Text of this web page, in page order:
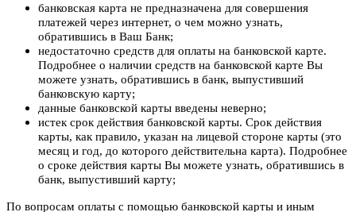
банковская карта не предназначена для совершения
платежей через интернет, о чем можно узнать,
обратившись в Ваш Банк;
недостаточно средств для оплаты на банковской карте.
Подробнее о наличии средств на банковской карте Вы
можете узнать, обратившись в банк, выпустивший
банковскую карту;
данные банковской карты введены неверно;
истек срок действия банковской карты. Срок действия
карты, как правило, указан на лицевой стороне карты (это
месяц и год, до которого действительна карта). Подробнее
о сроке действия карты Вы можете узнать, обратившись в
банк, выпустивший карту;
По вопросам оплаты с помощью банковской карты и иным